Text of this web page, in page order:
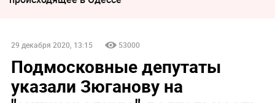
29 декабря 2020, 13:15 53000
Подмосковные депутаты
указали Зюганову на